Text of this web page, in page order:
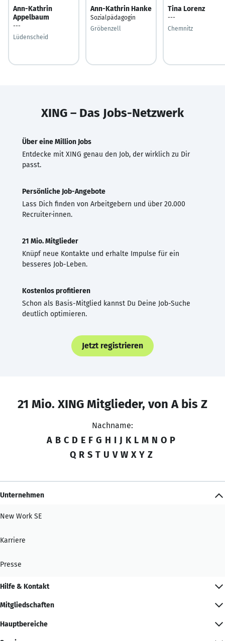
Ann-Kathrin
Appelbaum
---
Lüdenscheid
Ann-Kathrin Hanke
Sozialpädagogin
Gröbenzell
Tina Lorenz
---
Chemnitz
XING – Das Jobs-Netzwerk
Über eine Million Jobs
Entdecke mit XING genau den Job, der wirklich zu Dir
passt.
Persönliche Job-Angebote
Lass Dich finden von Arbeitgebern und über 20.000
Recruiter·innen.
21 Mio. Mitglieder
Knüpf neue Kontakte und erhalte Impulse für ein
besseres Job-Leben.
Kostenlos profitieren
Schon als Basis-Mitglied kannst Du Deine Job-Suche
deutlich optimieren.
Jetzt registrieren
21 Mio. XING Mitglieder, von A bis Z
Nachname:
A B C D E F G H I J K L M N O P
Q R S T U V W X Y Z
Unternehmen
New Work SE
Karriere
Presse
Hilfe & Kontakt
Mitgliedschaften
Hauptbereiche